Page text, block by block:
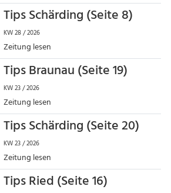
Tips Schärding (Seite 8)
KW 28 / 2026
Zeitung lesen
Tips Braunau (Seite 19)
KW 23 / 2026
Zeitung lesen
Tips Schärding (Seite 20)
KW 23 / 2026
Zeitung lesen
Tips Ried (Seite 16)